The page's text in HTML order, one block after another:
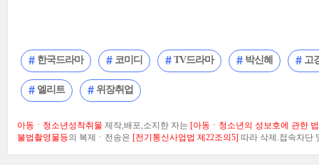
한국드라마 코미디 TV드라마 박신혜 고
엘리트 위장취업
아동ㆍ청소년성착취물 제작,배포,소지한 자는 [아동ㆍ청소년의 성보호에 관한
불법촬영물등의 복제ㆍ전송은 [전기통신사업법 제22조의5] 따라 삭제.접속차단